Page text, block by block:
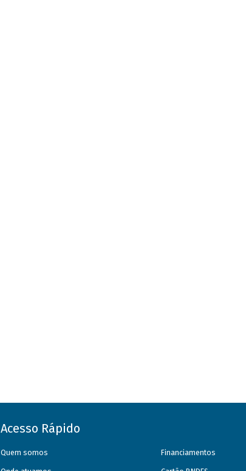
Acesso Rápido
Quem somos Financiamentos